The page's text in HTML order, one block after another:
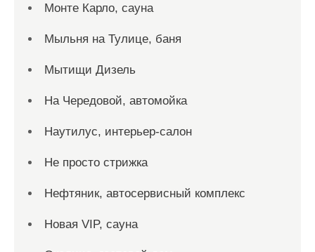
Монте Карло, сауна
Мыльня на Тулице, баня
Мытищи Дизель
На Чередовой, автомойка
Наутилус, интерьер-салон
Не просто стрижка
Нефтяник, автосервисный комплекс
Новая VIP, сауна